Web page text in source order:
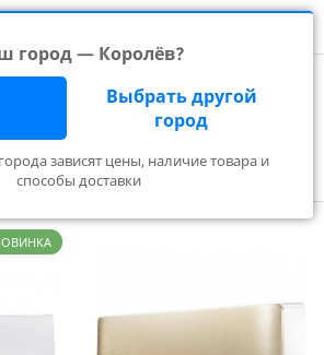
город — Королёв?
Выбрать другой
город
зависят цены, наличие товара и
способы доставки
Quattroclima